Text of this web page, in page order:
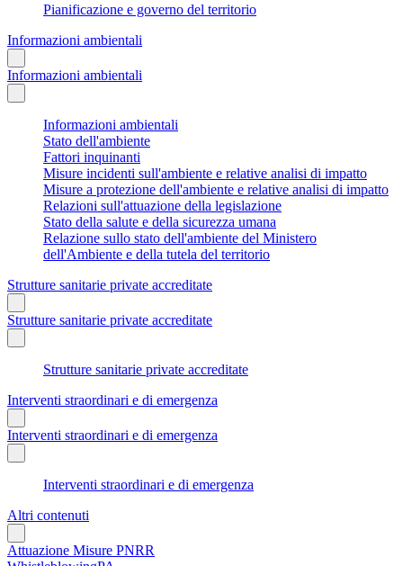
Pianificazione e governo del territorio
Informazioni ambientali
Informazioni ambientali
Informazioni ambientali
Stato dell'ambiente
Fattori inquinanti
Misure incidenti sull'ambiente e relative analisi di impatto
Misure a protezione dell'ambiente e relative analisi di impatto
Relazioni sull'attuazione della legislazione
Stato della salute e della sicurezza umana
Relazione sullo stato dell'ambiente del Ministero
dell'Ambiente e della tutela del territorio
Strutture sanitarie private accreditate
Strutture sanitarie private accreditate
Strutture sanitarie private accreditate
Interventi straordinari e di emergenza
Interventi straordinari e di emergenza
Interventi straordinari e di emergenza
Altri contenuti
Attuazione Misure PNRR